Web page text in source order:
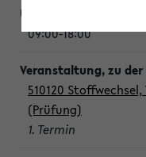
09:00-18:00
510120
(Prüfung)
1. Termin